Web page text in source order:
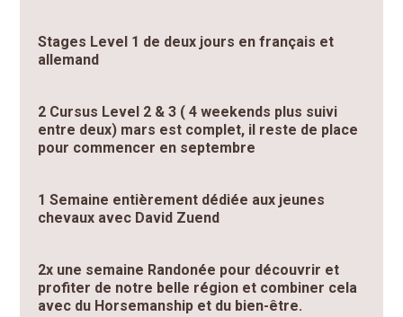
Stages Level 1 de deux jours en français et
allemand
2 Cursus Level 2 & 3 ( 4 weekends plus suivi
entre deux) mars est complet, il reste de place
pour commencer en septembre
1 Semaine entièrement dédiée aux jeunes
chevaux avec David Zuend
2x une semaine Randonée pour découvrir et
profiter de notre belle région et combiner cela
avec du Horsemanship et du bien-être.